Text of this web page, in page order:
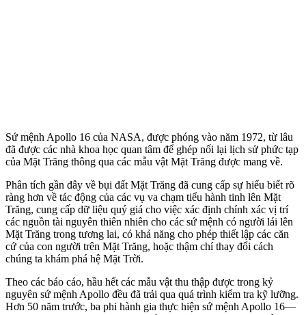
Sứ mệnh Apollo 16 của NASA, được phóng vào năm 1972, từ lâu
đã được các nhà khoa học quan tâm để ghép nối lại lịch sử phức tạp
của Mặt Trăng thông qua các mẫu vật Mặt Trăng được mang về.
Phân tích gần đây về bụi đất Mặt Trăng đã cung cấp sự hiểu biết rõ
ràng hơn về tác động của các vụ va chạm tiểu hành tinh lên Mặt
Trăng, cung cấp dữ liệu quý giá cho việc xác định chính xác vị trí
các nguồn tài nguyên thiên nhiên cho các sứ mệnh có người lái lên
Mặt Trăng trong tương lai, có khả năng cho phép thiết lập các căn
cứ của con người trên Mặt Trăng, hoặc thậm chí thay đổi cách
chúng ta khám phá hệ Mặt Trời.
Theo các báo cáo, hầu hết các mẫu vật thu thập được trong kỷ
nguyên sứ mệnh Apollo đều đã trải qua quá trình kiểm tra kỹ lưỡng.
Hơn 50 năm trước, ba phi hành gia thực hiện sứ mệnh Apollo 16—